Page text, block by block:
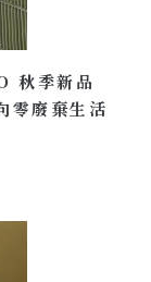
秋季新品
零廢棄生活